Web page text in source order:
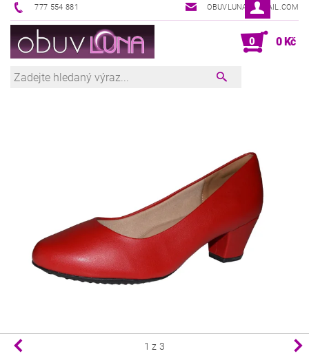
777 554 881 OBUVLUNA@GMAIL.COM
0 0 Kč
1 z 3